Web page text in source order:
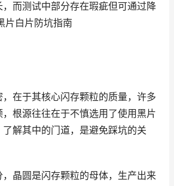
而测试中部分存在瑕疵但可通过降
片白片防坑指南
在于其核心闪存颗粒的质量，许多
根源往往在于不慎选用了使用黑片
解其中的门道，是避免踩坑的关
晶圆是闪存颗粒的母体，生产出来